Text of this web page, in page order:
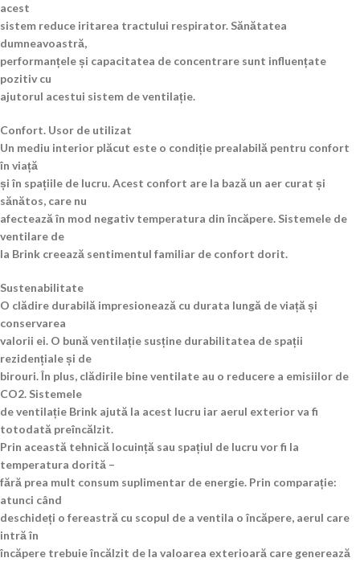
acest
sistem reduce iritarea tractului respirator. Sănătatea
dumneavoastră,
performanțele și capacitatea de concentrare sunt influențate
pozitiv cu
ajutorul acestui sistem de ventilație.
Confort. Usor de utilizat
Un mediu interior plăcut este o condiție prealabilă pentru confort
în viață
și în spațiile de lucru. Acest confort are la bază un aer curat și
sănătos, care nu
afectează în mod negativ temperatura din încăpere. Sistemele de
ventilare de
la Brink creează sentimentul familiar de confort dorit.
Sustenabilitate
O clădire durabilă impresionează cu durata lungă de viață și
conservarea
valorii ei. O bună ventilație susține durabilitatea de spații
rezidențiale și de
birouri. În plus, clădirile bine ventilate au o reducere a emisiilor de
CO2. Sistemele
de ventilație Brink ajută la acest lucru iar aerul exterior va fi
totodată preîncălzit.
Prin această tehnică locuință sau spațiul de lucru vor fi la
temperatura dorită –
fără prea mult consum suplimentar de energie. Prin comparație:
atunci când
deschideți o fereastră cu scopul de a ventila o încăpere, aerul care
intră în
încăpere trebuie încălzit de la valoarea exterioară care generează